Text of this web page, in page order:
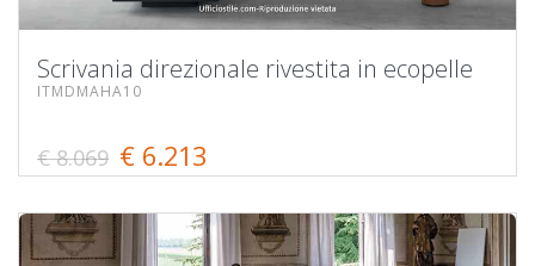
Scrivania direzionale rivestita in ecopelle
ITMDMAHA10
€ 8.069 € 6.213